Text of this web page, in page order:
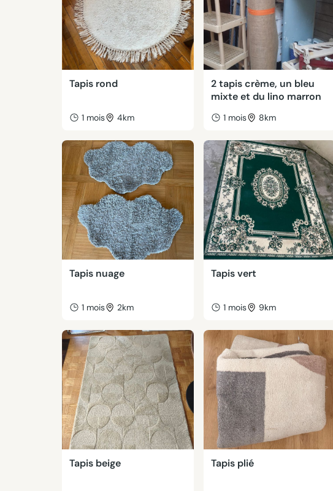
Tapis rond
1 mois 4km
2 tapis crème, un bleu
mixte et du lino marron
1 mois 8km
Tapis nuage
1 mois 2km
Tapis vert
1 mois 9km
Tapis beige Tapis plié